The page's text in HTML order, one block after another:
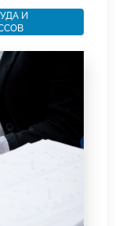
И